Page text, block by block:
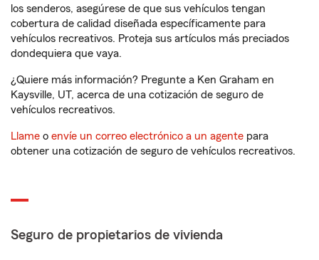
los senderos, asegúrese de que sus vehículos tengan
cobertura de calidad diseñada específicamente para
vehículos recreativos. Proteja sus artículos más preciados
dondequiera que vaya.
¿Quiere más información? Pregunte a Ken Graham en
Kaysville, UT, acerca de una cotización de seguro de
vehículos recreativos.
Llame o envíe un correo electrónico a un agente para
obtener una cotización de seguro de vehículos recreativos.
Seguro de propietarios de vivienda